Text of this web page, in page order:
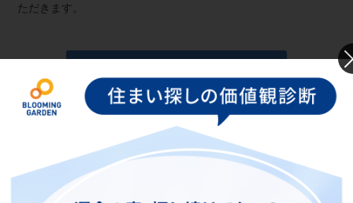
ただきます。
お問い合わせフォームへ
この物件を見ている人に